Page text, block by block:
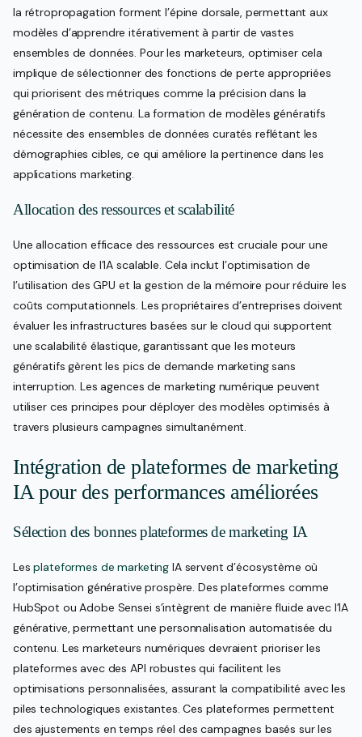
la rétropropagation forment l’épine dorsale, permettant aux
modèles d’apprendre itérativement à partir de vastes
ensembles de données. Pour les marketeurs, optimiser cela
implique de sélectionner des fonctions de perte appropriées
qui priorisent des métriques comme la précision dans la
génération de contenu. La formation de modèles génératifs
nécessite des ensembles de données curatés reflétant les
démographies cibles, ce qui améliore la pertinence dans les
applications marketing.
Allocation des ressources et scalabilité
Une allocation efficace des ressources est cruciale pour une
optimisation de l’IA scalable. Cela inclut l’optimisation de
l’utilisation des GPU et la gestion de la mémoire pour réduire les
coûts computationnels. Les propriétaires d’entreprises doivent
évaluer les infrastructures basées sur le cloud qui supportent
une scalabilité élastique, garantissant que les moteurs
génératifs gèrent les pics de demande marketing sans
interruption. Les agences de marketing numérique peuvent
utiliser ces principes pour déployer des modèles optimisés à
travers plusieurs campagnes simultanément.
Intégration de plateformes de marketing
IA pour des performances améliorées
Sélection des bonnes plateformes de marketing IA
Lesplateformes de marketing IA servent d’écosystème où
l’optimisation générative prospère. Des plateformes comme
HubSpot ou Adobe Sensei s’intègrent de manière fluide avec l’IA
générative, permettant une personnalisation automatisée du
contenu. Les marketeurs numériques devraient prioriser les
plateformes avec des API robustes qui facilitent les
optimisations personnalisées, assurant la compatibilité avec les
piles technologiques existantes. Ces plateformes permettent
des ajustements en temps réel des campagnes basés sur les